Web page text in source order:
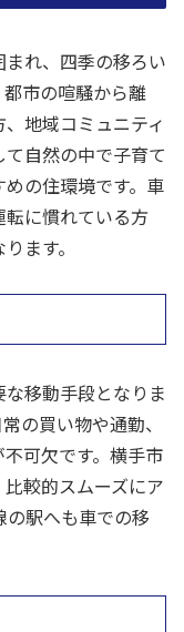
れ、四季の移ろい
市の喧騒から離
地域コミュニティ
自然の中で子育て
の住環境です。車
に慣れている方
ます。
移動手段となりま
の買い物や通勤、
可欠です。横手市
較的スムーズにア
の駅へも車での移